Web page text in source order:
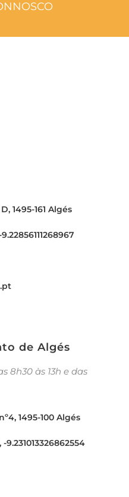
1495-161 Algés
de Algés
8h30 às 13h e das
1495-100 Algés
9.231013326862554